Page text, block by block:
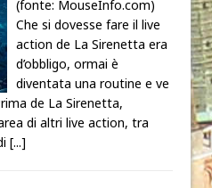
(fonte: MouseInfo.com)
Che si dovesse fare il live
action de La Sirenetta era
d’obbligo, ormai è
diventata una routine e ve
de La Sirenetta,
di altri live action, tra
[...]